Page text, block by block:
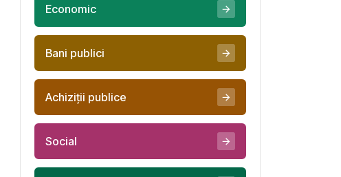
Economic
Bani publici
Achiziţii publice
Social